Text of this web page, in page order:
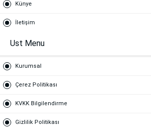
Künye
İletişim
Ust Menu
Kurumsal
Çerez Politikası
KVKK Bilgilendirme
Gizlilik Politikası